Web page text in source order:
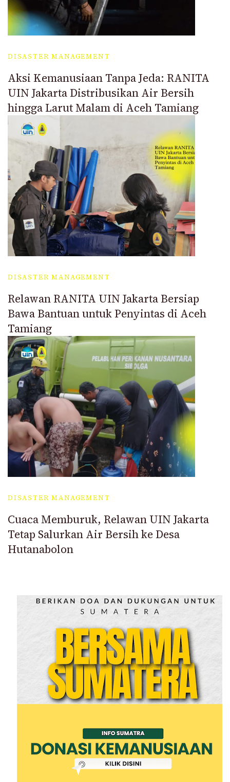
DISASTER MANAGEMENT
Aksi Kemanusiaan Tanpa Jeda: RANITA
UIN Jakarta Distribusikan Air Bersih
hingga Larut Malam di Aceh Tamiang
DISASTER MANAGEMENT
Relawan RANITA UIN Jakarta Bersiap
Bawa Bantuan untuk Penyintas di Aceh
Tamiang
DISASTER MANAGEMENT
Cuaca Memburuk, Relawan UIN Jakarta
Tetap Salurkan Air Bersih ke Desa
Hutanabolon